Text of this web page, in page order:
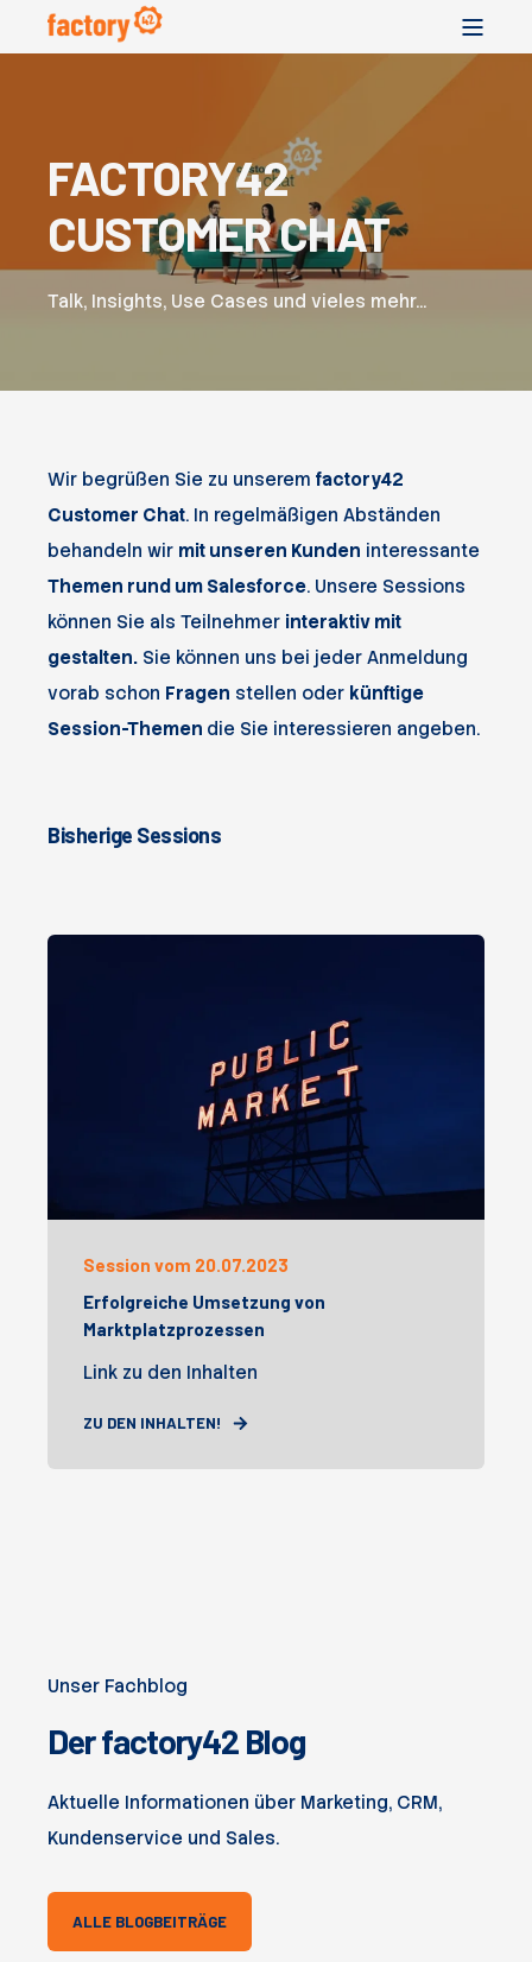
FACTORY42
CUSTOMER CHAT
Talk, Insights, Use Cases und vieles mehr...
Wir begrüßen Sie zu unserem factory42
Customer Chat. In regelmäßigen Abständen
behandeln wir mit unseren Kunden interessante
Themen rund um Salesforce. Unsere Sessions
können Sie als Teilnehmer interaktiv mit
gestalten. Sie können uns bei jeder Anmeldung
vorab schon Fragen stellen oder künftige
Session-Themen die Sie interessieren angeben.
Bisherige Sessions
Session vom 20.07.2023
Erfolgreiche Umsetzung von
Marktplatzprozessen
Link zu den Inhalten
ZU DEN INHALTEN!
Unser Fachblog
Der factory42 Blog
Aktuelle Informationen über Marketing, CRM,
Kundenservice und Sales.
ALLE BLOGBEITRÄGE